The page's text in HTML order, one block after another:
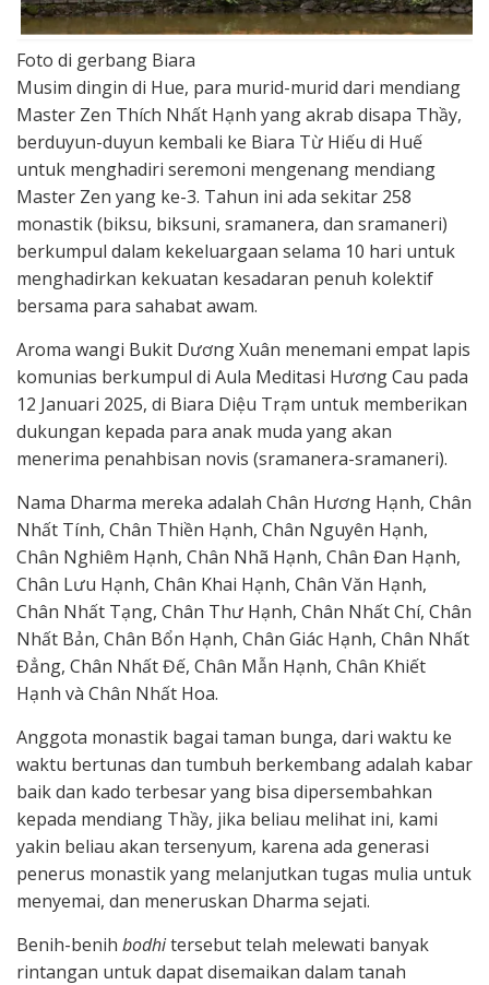
Foto di gerbang Biara
Musim dingin di Hue, para murid-murid dari mendiang
Master Zen Thích Nhất Hạnh yang akrab disapa Thầy,
berduyun-duyun kembali ke Biara Từ Hiếu di Huế
untuk menghadiri seremoni mengenang mendiang
Master Zen yang ke-3. Tahun ini ada sekitar 258
monastik (biksu, biksuni, sramanera, dan sramaneri)
berkumpul dalam kekeluargaan selama 10 hari untuk
menghadirkan kekuatan kesadaran penuh kolektif
bersama para sahabat awam.
Aroma wangi Bukit Dương Xuân menemani empat lapis
komunias berkumpul di Aula Meditasi Hương Cau pada
12 Januari 2025, di Biara Diệu Trạm untuk memberikan
dukungan kepada para anak muda yang akan
menerima penahbisan novis (sramanera-sramaneri).
Nama Dharma mereka adalah Chân Hương Hạnh, Chân
Nhất Tính, Chân Thiền Hạnh, Chân Nguyên Hạnh,
Chân Nghiêm Hạnh, Chân Nhã Hạnh, Chân Đan Hạnh,
Chân Lưu Hạnh, Chân Khai Hạnh, Chân Văn Hạnh,
Chân Nhất Tạng, Chân Thư Hạnh, Chân Nhất Chí, Chân
Nhất Bản, Chân Bổn Hạnh, Chân Giác Hạnh, Chân Nhất
Đẳng, Chân Nhất Đế, Chân Mẫn Hạnh, Chân Khiết
Hạnh và Chân Nhất Hoa.
Anggota monastik bagai taman bunga, dari waktu ke
waktu bertunas dan tumbuh berkembang adalah kabar
baik dan kado terbesar yang bisa dipersembahkan
kepada mendiang Thầy, jika beliau melihat ini, kami
yakin beliau akan tersenyum, karena ada generasi
penerus monastik yang melanjutkan tugas mulia untuk
menyemai, dan meneruskan Dharma sejati.
Benih-benih bodhitersebut telah melewati banyak
rintangan untuk dapat disemaikan dalam tanah